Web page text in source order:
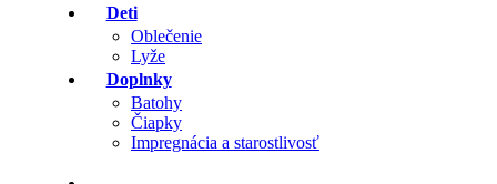
Deti
Oblečenie
Lyže
Doplnky
Batohy
Čiapky
Impregnácia a starostlivosť